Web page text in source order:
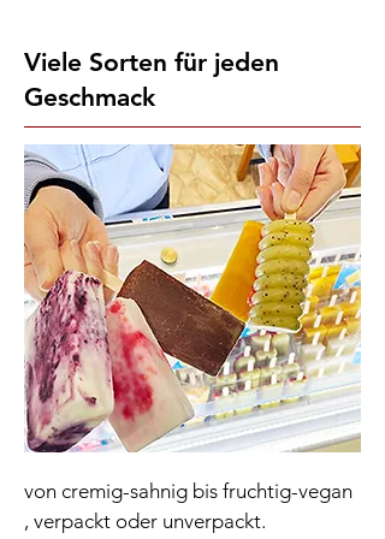
Viele Sorten für jeden
Geschmack
von cremig-sahnig bis fruchtig-vegan
, verpackt oder unverpackt.